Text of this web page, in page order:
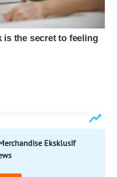
Eksklusif